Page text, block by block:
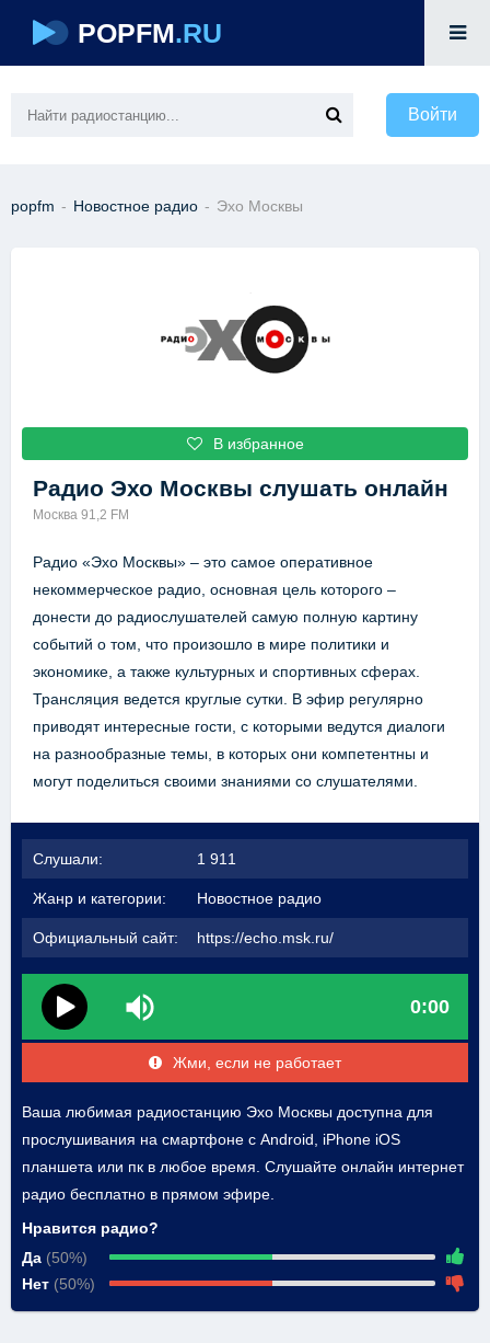
POPFM.RU
Войти
popfm - Новостное радио - Эхо Москвы
В избранное
Радио Эхо Москвы слушать онлайн
Москва 91,2 FM
Радио «Эхо Москвы» – это самое оперативное
некоммерческое радио, основная цель которого –
донести до радиослушателей самую полную картину
событий о том, что произошло в мире политики и
экономике, а также культурных и спортивных сферах.
Трансляция ведется круглые сутки. В эфир регулярно
приводят интересные гости, с которыми ведутся диалоги
на разнообразные темы, в которых они компетентны и
могут поделиться своими знаниями со слушателями.
Слушали: 1 911
Жанр и категории: Новостное радио
Официальный сайт: https://echo.msk.ru/
0:00
Жми, если не работает
Ваша любимая радиостанцию Эхо Москвы доступна для
прослушивания на смартфоне с Android, iPhone iOS
планшета или пк в любое время. Слушайте онлайн интернет
радио бесплатно в прямом эфире.
Нравится радио?
Да (50%)
Нет (50%)